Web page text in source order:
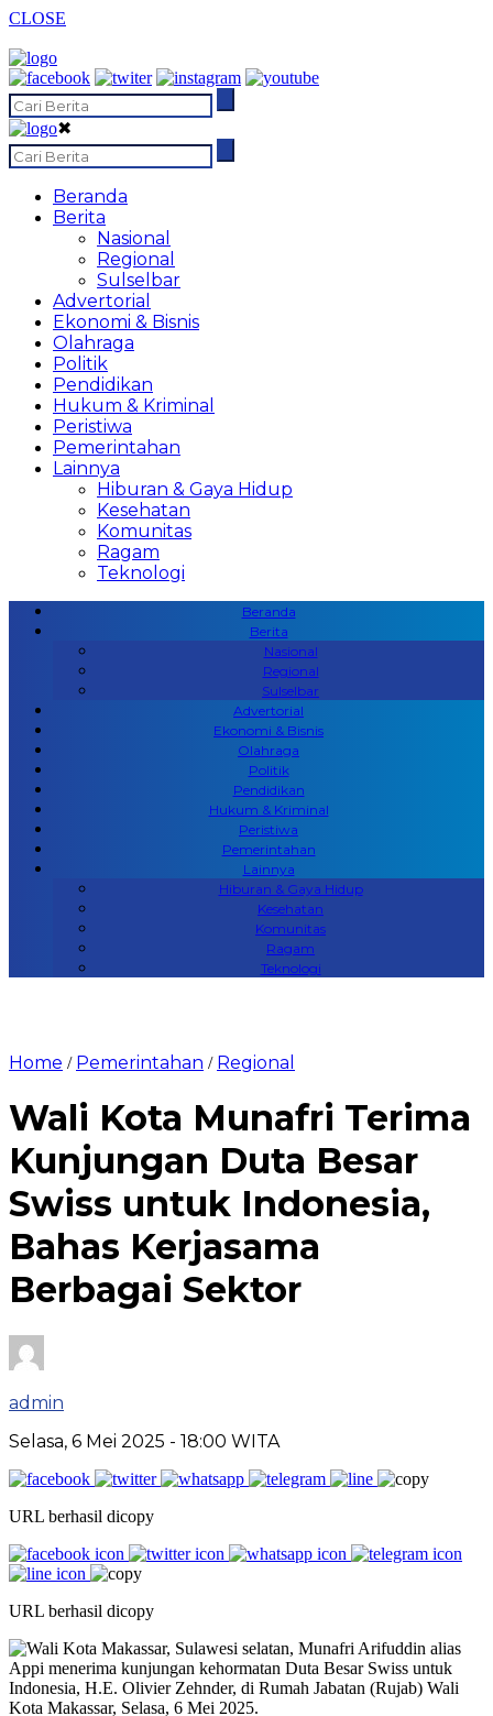
CLOSE
✖
Beranda
Berita
Nasional
Regional
Sulselbar
Advertorial
Ekonomi & Bisnis
Olahraga
Politik
Pendidikan
Hukum & Kriminal
Peristiwa
Pemerintahan
Lainnya
Hiburan & Gaya Hidup
Kesehatan
Komunitas
Ragam
Teknologi
Beranda
Berita
Nasional
Regional
Sulselbar
Advertorial
Ekonomi & Bisnis
Olahraga
Politik
Pendidikan
Hukum & Kriminal
Peristiwa
Pemerintahan
Lainnya
Hiburan & Gaya Hidup
Kesehatan
Komunitas
Ragam
Teknologi
Home / Pemerintahan / Regional
Wali Kota Munafri Terima
Kunjungan Duta Besar
Swiss untuk Indonesia,
Bahas Kerjasama
Berbagai Sektor
admin
Selasa, 6 Mei 2025 - 18:00 WITA
URL berhasil dicopy
URL berhasil dicopy